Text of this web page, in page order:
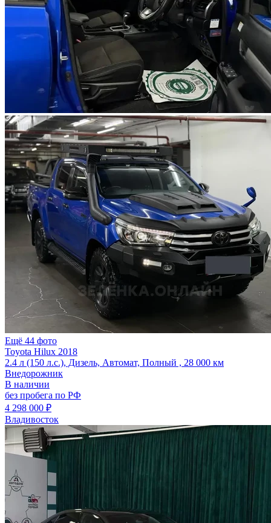
Ещё 44 фото
Toyota Hilux 2018
2.4 л (150 л.с.), Дизель, Автомат, Полный , 28 000 км
Внедорожник
В наличии
без пробега по РФ
4 298 000 ₽
Владивосток